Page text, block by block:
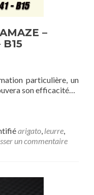
–
particulière, un
son efficacité…
arigato, leurre,
un commentaire